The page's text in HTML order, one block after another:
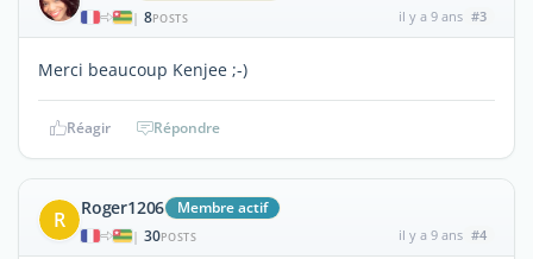
| 8POSTS il y a 9 ans #3
Merci beaucoup Kenjee ;-)
Réagir Répondre
R Roger1206 Membre actif
| 30POSTS il y a 9 ans #4